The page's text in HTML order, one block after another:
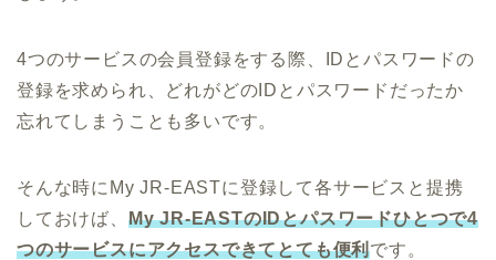
4つのサービスの会員登録をする際、IDとパスワードの
登録を求められ、どれがどのIDとパスワードだったか
忘れてしまうことも多いです。
そんな時にMy JR-EASTに登録して各サービスと提携
しておけば、 My JR-EASTのIDとパスワードひとつで4
つのサービスにアクセスできてとても便利です。